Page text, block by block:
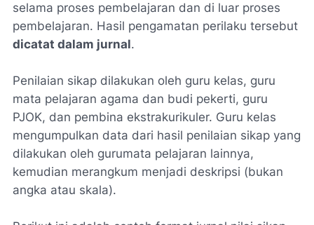
selama proses pembelajaran dan di luar proses
pembelajaran. Hasil pengamatan perilaku tersebut
dicatat dalam jurnal.
Penilaian sikap dilakukan oleh guru kelas, guru
mata pelajaran agama dan budi pekerti, guru
PJOK, dan pembina ekstrakurikuler. Guru kelas
mengumpulkan data dari hasil penilaian sikap yang
dilakukan oleh gurumata pelajaran lainnya,
kemudian merangkum menjadi deskripsi (bukan
angka atau skala).